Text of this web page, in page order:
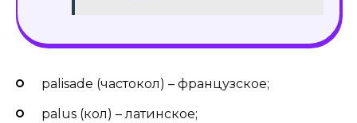
palisade (частокол) – французское;
palus (кол) – латинское;